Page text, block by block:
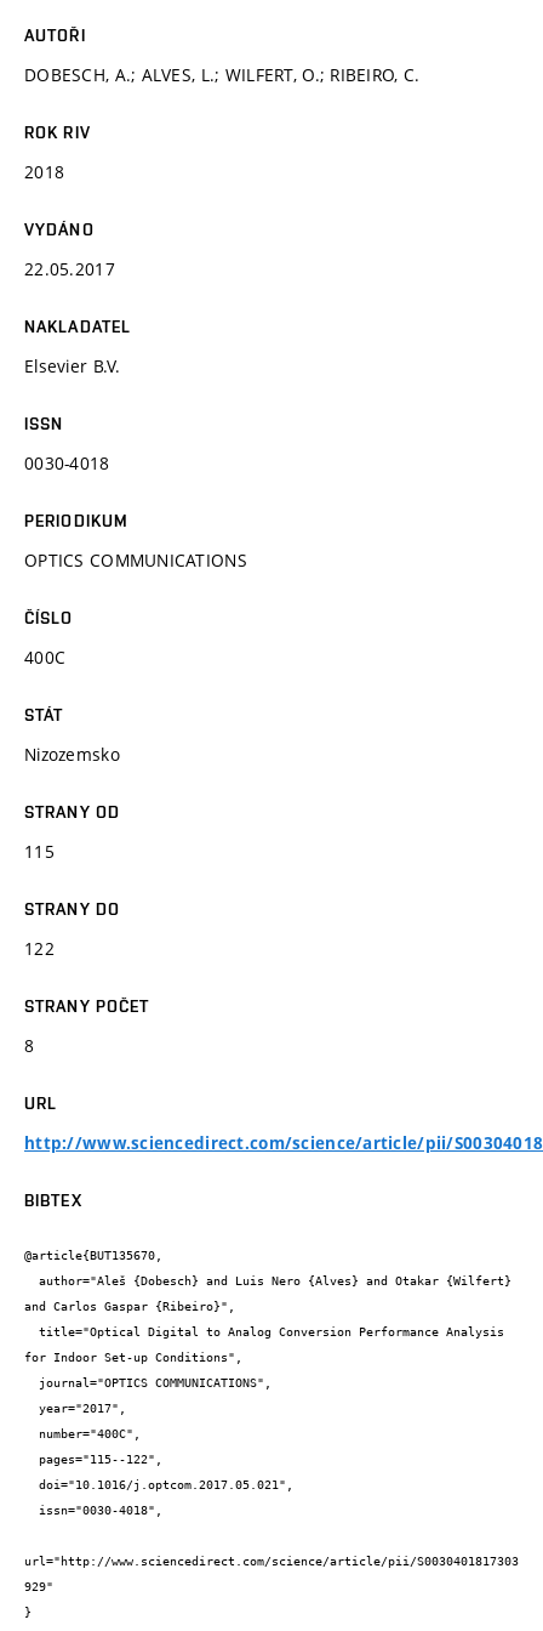
AUTOŘI
DOBESCH, A.; ALVES, L.; WILFERT, O.; RIBEIRO, C.
ROK RIV
2018
VYDÁNO
22.05.2017
NAKLADATEL
Elsevier B.V.
ISSN
0030-4018
PERIODIKUM
OPTICS COMMUNICATIONS
ČÍSLO
400C
STÁT
Nizozemsko
STRANY OD
115
STRANY DO
122
STRANY POČET
8
URL
http://www.sciencedirect.com/science/article/pii/
BIBTEX
@article{BUT135670,
and Carlos Gaspar {Ribeiro}",
for Indoor Set-up Conditions",
url="http://www.sciencedirect.com/science/article/pii/S0030401817303
929"
}